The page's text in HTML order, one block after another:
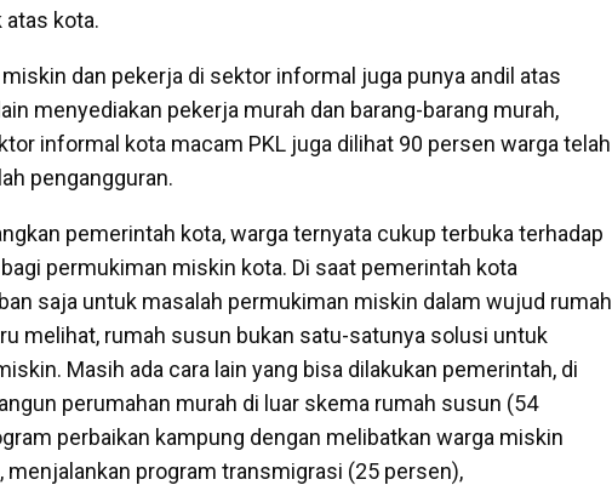
atas kota.
dan pekerja di sektor informal juga punya andil atas
menyediakan pekerja murah dan barang-barang murah,
informal kota macam PKL juga dilihat 90 persen warga telah
pengangguran.
pemerintah kota, warga ternyata cukup terbuka terhadap
permukiman miskin kota. Di saat pemerintah kota
saja untuk masalah permukiman miskin dalam wujud rumah
melihat, rumah susun bukan satu-satunya solusi untuk
Masih ada cara lain yang bisa dilakukan pemerintah, di
perumahan murah di luar skema rumah susun (54
perbaikan kampung dengan melibatkan warga miskin
menjalankan program transmigrasi (25 persen),